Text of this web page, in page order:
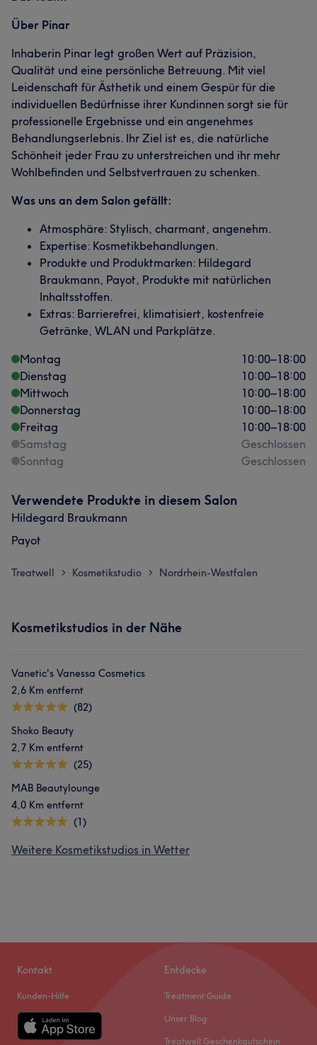
Über Pinar
Inhaberin Pinar legt großen Wert auf Präzision,
Qualität und eine persönliche Betreuung. Mit viel
Leidenschaft für Ästhetik und einem Gespür für die
individuellen Bedürfnisse ihrer Kundinnen sorgt sie für
professionelle Ergebnisse und ein angenehmes
Behandlungserlebnis. Ihr Ziel ist es, die natürliche
Schönheit jeder Frau zu unterstreichen und ihr mehr
Wohlbefinden und Selbstvertrauen zu schenken.
Was uns an dem Salon gefällt:
Atmosphäre: Stylisch, charmant, angenehm.
Expertise: Kosmetikbehandlungen.
Produkte und Produktmarken: Hildegard
Braukmann, Payot, Produkte mit natürlichen
Inhaltsstoffen.
Extras: Barrierefrei, klimatisiert, kostenfreie
Getränke, WLAN und Parkplätze.
Montag
10:00–18:00
Dienstag
10:00–18:00
Mittwoch
10:00–18:00
Donnerstag
10:00–18:00
Freitag
10:00–18:00
Samstag
Geschlossen
Sonntag
Geschlossen
Verwendete Produkte in diesem Salon
Hildegard Braukmann
Payot
Treatwell > Kosmetikstudio > Nordrhein-Westfalen
Kosmetikstudios in der Nähe
Vanetic's Vanessa Cosmetics
2,6 Km entfernt
(82)
Shoko Beauty
2,7 Km entfernt
(25)
MAB Beautylounge
4,0 Km entfernt
(1)
Weitere Kosmetikstudios in Wetter
Kontakt
Kunden-Hilfe
Entdecke
Treatment Guide
Unser Blog
Treatwell Geschenkgutschein